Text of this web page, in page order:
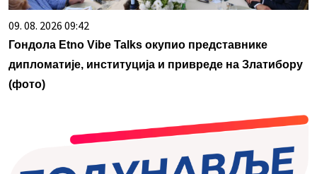
09. 08. 2026 09:42
Гондола Etno Vibe Talks окупио представнике
дипломатије, институција и привреде на Златибору
(фото)